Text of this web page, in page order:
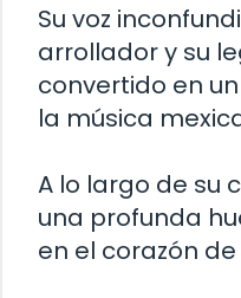
Su voz
arrollador y su
convertido en
la música
A lo largo de su
una profunda
en el corazón